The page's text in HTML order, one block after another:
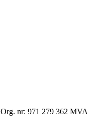
Org. nr: 971 279 362 MVA